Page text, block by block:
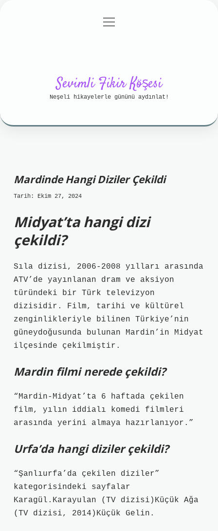
Gizlilik Politikası
menüyü
Sevimli Fikir Köşesi
Neşeli hikayelerle gününü aydınlat!
Mardinde Hangi Diziler Çekildi
Tarih: Ekim 27, 2024
Midyat’ta hangi dizi
çekildi?
Sıla dizisi, 2006-2008 yılları arasında
ATV’de yayınlanan dram ve aksiyon
türündeki bir Türk televizyon
dizisidir. Film, tarihi ve kültürel
zenginlikleriyle bilinen Türkiye’nin
güneydoğusunda bulunan Mardin’in Midyat
ilçesinde çekilmiştir.
Mardin filmi nerede çekildi?
“Mardin-Midyat’ta 6 haftada çekilen
film, yılın iddialı komedi filmleri
arasında yerini almaya hazırlanıyor.”
Urfa’da hangi diziler çekildi?
“Şanlıurfa’da çekilen diziler”
kategorisindeki sayfalar
Karagül.Karayulan (TV dizisi)Küçük Ağa
(TV dizisi, 2014)Küçük Gelin.